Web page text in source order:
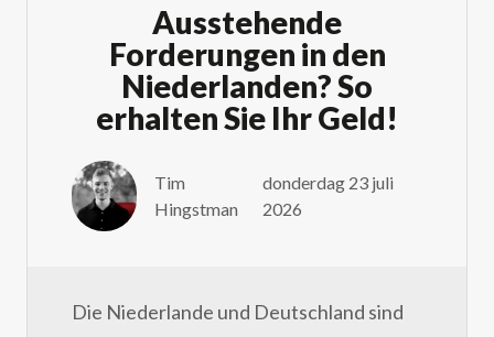
Ausstehende
Forderungen in den
Niederlanden? So
erhalten Sie Ihr Geld!
Tim
Hingstman
donderdag 23 juli
2026
Die Niederlande und Deutschland sind